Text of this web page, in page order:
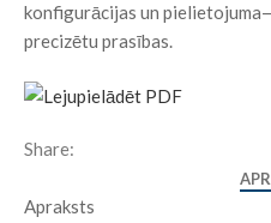
konfigurācijas un
precizētu prasības.
Share:
Apraksts